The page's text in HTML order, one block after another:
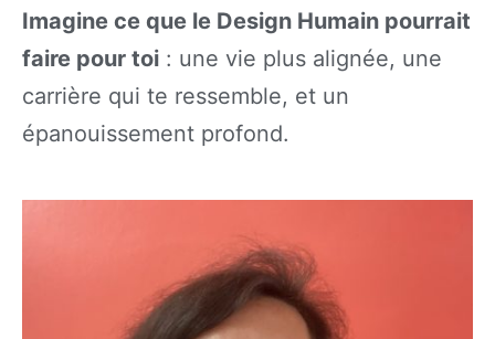
Imagine ce que le Design Humain pourrait
faire pour toi : une vie plus alignée, une
carrière qui te ressemble, et un
épanouissement profond.